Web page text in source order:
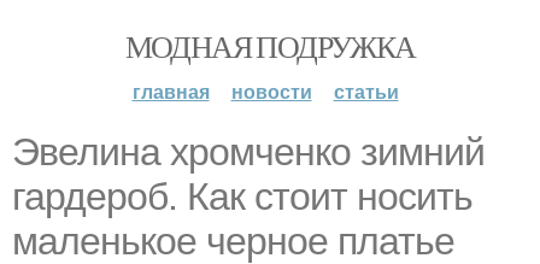
МОДНАЯ ПОДРУЖКА
главная новости статьи
Эвелина хромченко зимний
гардероб. Как стоит носить
маленькое черное платье